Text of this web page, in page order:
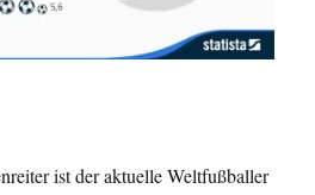
ist der aktuelle Weltfußballer